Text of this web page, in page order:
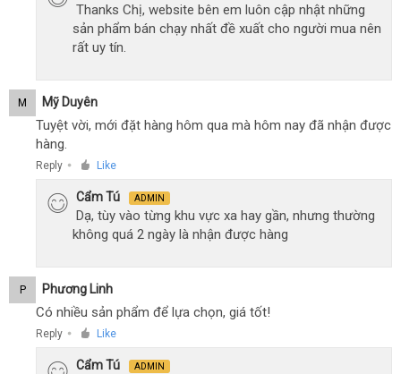
Thanks Chị, website bên em luôn cập nhật những
sản phẩm bán chạy nhất đề xuất cho người mua nên
rất uy tín.
M Mỹ Duyên
Tuyệt vời, mới đặt hàng hôm qua mà hôm nay đã nhận được
hàng.
Reply ● Like
Cẩm Tú ADMIN
Dạ, tùy vào từng khu vực xa hay gần, nhưng thường
không quá 2 ngày là nhận được hàng
P Phương Linh
Có nhiều sản phẩm để lựa chọn, giá tốt!
Reply ● Like
Cẩm Tú ADMIN